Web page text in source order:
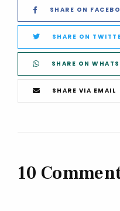
SHARE ON
SHARE ON
SHARE ON
SHARE VIA EMAIL
10